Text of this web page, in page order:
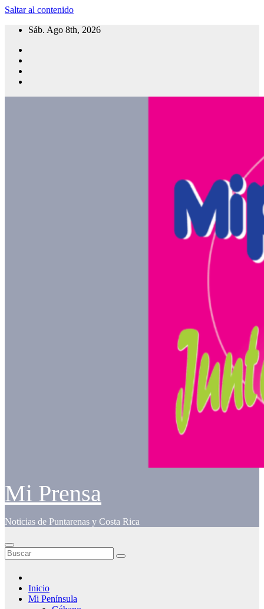
Saltar al contenido
Sáb. Ago 8th, 2026
Mi Prensa
Noticias de Puntarenas y Costa Rica
Inicio
Mi Península